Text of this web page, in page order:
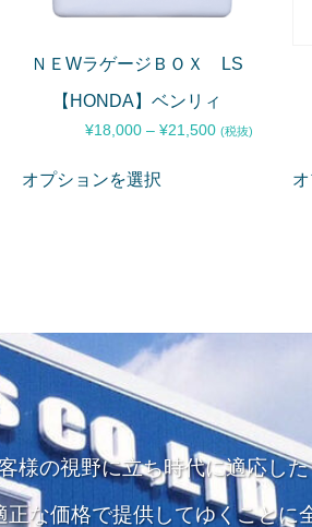
ＮＥWラゲージＢＯＸ LS
【HONDA】ベンリィ
¥18,000 – ¥21,500 (税抜)
オプションを選択
様の視野に立ち時代に適応し
正な価格で提供してゆくことに